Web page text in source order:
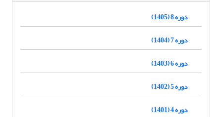
دوره 8 (1405)
دوره 7 (1404)
دوره 6 (1403)
دوره 5 (1402)
دوره 4 (1401)